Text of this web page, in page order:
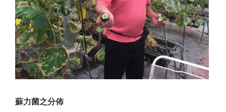
蘇力菌之分佈